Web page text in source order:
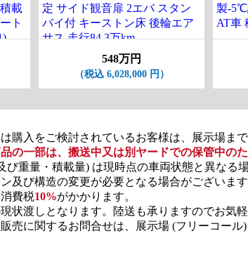
載
ト
定 サイド観音扉 2エバ スタン
バイ付 キーストン床 後輪エア
サス 走行84.3万km
548万円
（税込 6,028,000 円）
製-5℃
AT車
購入をご検討されているお客様は、展示場まで
の一部は、搬送中又は別ヤードでの保管中の
び重量・積載量) は現時点の車両状態と異なる
及び構造の変更が必要となる場合がございます
費税10%がかかります。
状渡しとなります。陸送も承りますのでお気
売に関するお問合せは、展示場 (フリーコール)